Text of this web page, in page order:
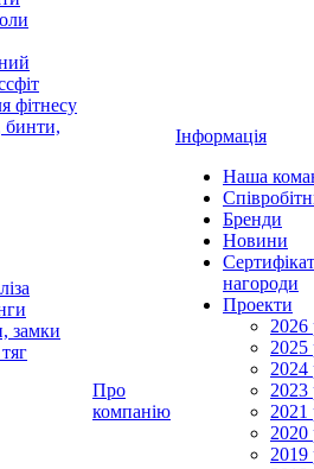
фітнесу
бинти,
замки
Про
компанію
Інформація
Наша
Бренди
Новини
нагороди
Проекти
2026
2025
2024
2023
2021
2020
2019